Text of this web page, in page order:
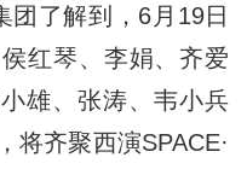
团了解到，6月19日
红琴、李娟、齐爱
雄、张涛、韦小兵
将齐聚西演SPACE·